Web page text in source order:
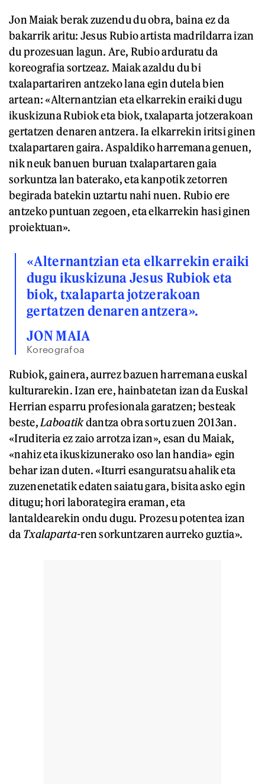
Jon Maiak berak zuzendu du obra, baina ez da
bakarrik aritu: Jesus Rubio artista madrildarra izan
du prozesuan lagun. Are, Rubio arduratu da
koreografia sortzeaz. Maiak azaldu du bi
txalapartariren antzeko lana egin dutela bien
artean: «Alternantzian eta elkarrekin eraiki dugu
ikuskizuna Rubiok eta biok, txalaparta jotzerakoan
gertatzen denaren antzera. Ia elkarrekin iritsi ginen
txalapartaren gaira. Aspaldiko harremana genuen,
nik neuk banuen buruan txalapartaren gaia
sorkuntza lan baterako, eta kanpotik zetorren
begirada batekin uztartu nahi nuen. Rubio ere
antzeko puntuan zegoen, eta elkarrekin hasi ginen
proiektuan».
«Alternantzian eta elkarrekin eraiki
dugu ikuskizuna Jesus Rubiok eta
biok, txalaparta jotzerakoan
gertatzen denaren antzera».
JON MAIA
Koreografoa
Rubiok, gainera, aurrez bazuen harremana euskal
kulturarekin. Izan ere, hainbatetan izan da Euskal
Herrian esparru profesionala garatzen; besteak
beste, Laboatikdantza obra sortu zuen 2013an.
«Iruditeria ez zaio arrotza izan», esan du Maiak,
«nahiz eta ikuskizunerako oso lan handia» egin
behar izan duten. «Iturri esanguratsu ahalik eta
zuzenenetatik edaten saiatu gara, bisita asko egin
ditugu; hori laborategira eraman, eta
lantaldearekin ondu dugu. Prozesu potentea izan
da Txalaparta-ren sorkuntzaren aurreko guztia».